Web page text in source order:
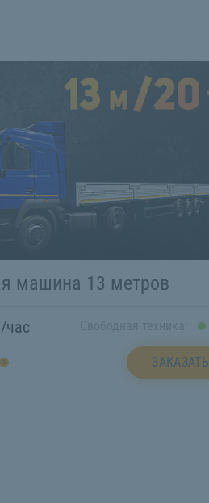
машина 13 метров
час
ЗАКАЗАТЬ